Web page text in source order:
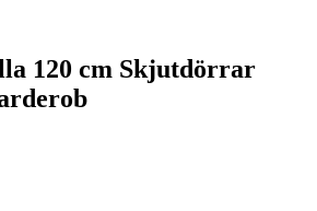
120 cm Skjutdörrar